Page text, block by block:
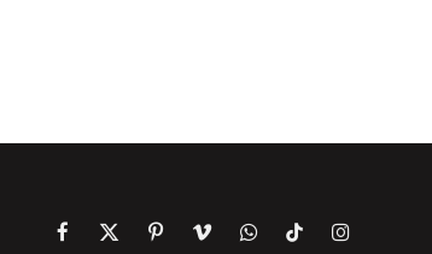
Facebook
X
PinterestVimeoWhatsAppTikTokInstagram